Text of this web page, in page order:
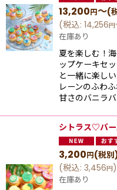
13,200円～(
(税込: 14,256円
在庫あり
夏を楽しむ！
ップケーキセ
と一緒に楽し
レーンのふわ
⽢さのバニラ
シトラス♡バー
3,200円(税
(税込: 3,456円)
在庫あり